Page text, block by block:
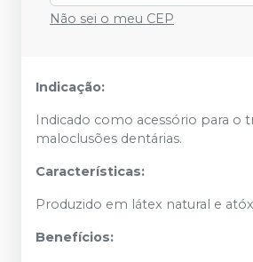
Não sei o meu CEP
Indicação:
Indicado como acessório para o
maloclusões dentárias.
Características:
Produzido em látex natural e
Benefícios: